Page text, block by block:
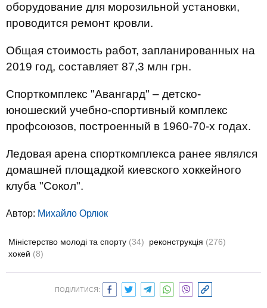
оборудование для морозильной установки,
проводится ремонт кровли.
Общая стоимость работ, запланированных на
2019 год, составляет 87,3 млн грн.
Спорткомплекс "Авангард" – детско-
юношеский учебно-спортивный комплекс
профсоюзов, построенный в 1960-70-х годах.
Ледовая арена спорткомплекса ранее являлся
домашней площадкой киевского хоккейного
клуба "Сокол".
Автор: Михайло Орлюк
Міністерство молоді та спорту (34) реконструкція (276)
хокей (8)
ПОДІЛИТИСЯ: